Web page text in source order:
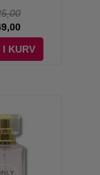
KURV